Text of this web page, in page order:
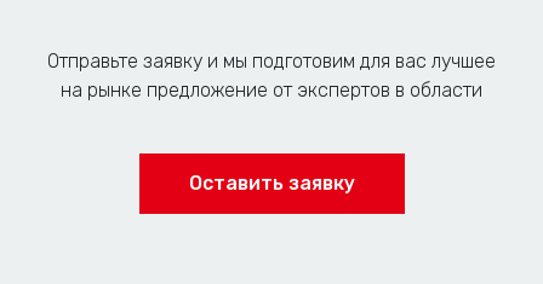
Отправьте заявку и мы подготовим для вас лучшее
на рынке предложение от экспертов в области
Оставить заявку